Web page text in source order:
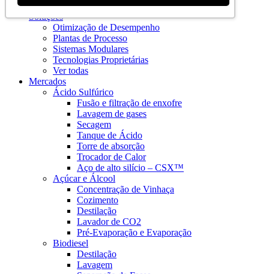
Quem Somos
Soluções
Otimização de Desempenho
Plantas de Processo
Sistemas Modulares
Tecnologias Proprietárias
Ver todas
Mercados
Ácido Sulfúrico
Fusão e filtração de enxofre
Lavagem de gases
Secagem
Tanque de Ácido
Torre de absorção
Trocador de Calor
Aço de alto silício – CSX™
Açúcar e Álcool
Concentração de Vinhaça
Cozimento
Destilação
Lavador de CO2
Pré-Evaporação e Evaporação
Biodiesel
Destilação
Lavagem